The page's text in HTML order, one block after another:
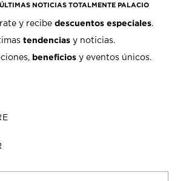
NOTICIAS TOTALMENTE PALACIO
y recibedescuentos especiales.
tendencias y noticias.
beneficios y eventos únicos.